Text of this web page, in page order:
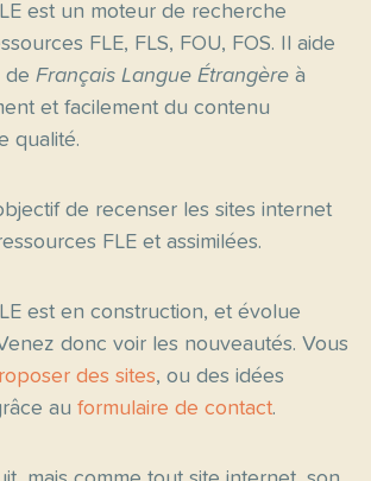
est un moteur de recherche
FLE, FLS, FOU, FOS. Il aide
de Français Langue Étrangère à
et facilement du contenu
qualité.
de recenser les sites internet
FLE et assimilées.
est en construction, et évolue
donc voir les nouveautés. Vous
des sites, ou des idées
au formulaire de contact.